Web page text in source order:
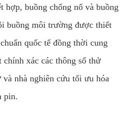
hợp, buồng chống nổ và buồng
buồng môi trường được thiết
quốc tế đồng thời cung
chính xác các thông số thử
nhà nghiên cứu tối ưu hóa
pin.